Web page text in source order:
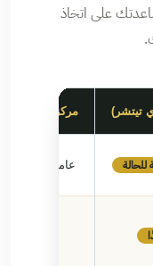
على اتخاذ
تيتشر) مركز تقوية
عامة غير